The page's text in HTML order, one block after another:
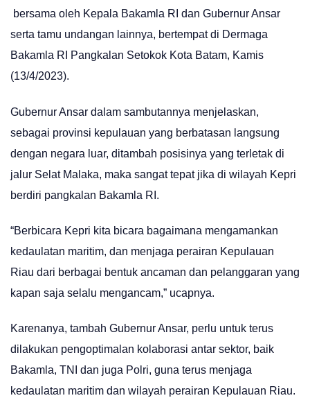
bersama oleh Kepala Bakamla RI dan Gubernur Ansar
serta tamu undangan lainnya, bertempat di Dermaga
Bakamla RI Pangkalan Setokok Kota Batam, Kamis
(13/4/2023).
Gubernur Ansar dalam sambutannya menjelaskan,
sebagai provinsi kepulauan yang berbatasan langsung
dengan negara luar, ditambah posisinya yang terletak di
jalur Selat Malaka, maka sangat tepat jika di wilayah Kepri
berdiri pangkalan Bakamla RI.
“Berbicara Kepri kita bicara bagaimana mengamankan
kedaulatan maritim, dan menjaga perairan Kepulauan
Riau dari berbagai bentuk ancaman dan pelanggaran yang
kapan saja selalu mengancam,” ucapnya.
Karenanya, tambah Gubernur Ansar, perlu untuk terus
dilakukan pengoptimalan kolaborasi antar sektor, baik
Bakamla, TNI dan juga Polri, guna terus menjaga
kedaulatan maritim dan wilayah perairan Kepulauan Riau.